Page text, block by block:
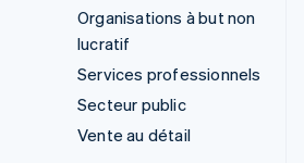
Organisations à but non
lucratif
Services professionnels
Secteur public
Vente au détail